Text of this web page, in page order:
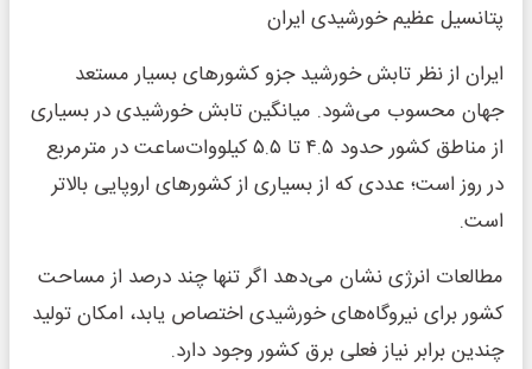
پتانسیل عظیم خورشیدی ایران
ایران از نظر تابش خورشید جزو کشورهای بسیار مستعد
جهان محسوب می‌شود. میانگین تابش خورشیدی در بسیاری
از مناطق کشور حدود ۴.۵ تا ۵.۵ کیلووات‌ساعت در مترمربع
در روز است؛ عددی که از بسیاری از کشورهای اروپایی بالاتر
است.
مطالعات انرژی نشان می‌دهد اگر تنها چند درصد از مساحت
کشور برای نیروگاه‌های خورشیدی اختصاص یابد، امکان تولید
چندین برابر نیاز فعلی برق کشور وجود دارد.